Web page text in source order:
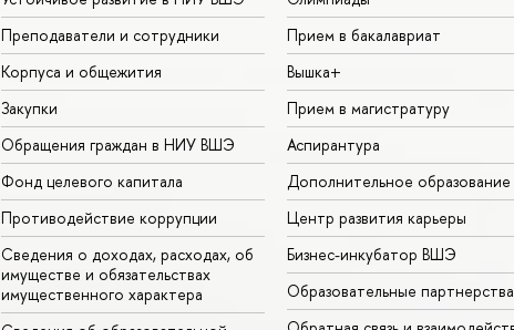
Преподаватели и сотрудники
Корпуса и общежития
Закупки
Обращения граждан в НИУ ВШЭ
Фонд целевого капитала
Противодействие коррупции
Сведения о доходах, расходах, об
имуществе и обязательствах
имущественного характера
Прием в бакалавриат
Вышка+
Прием в магистратуру
Аспирантура
Дополнительное образование
Центр развития карьеры
Бизнес-инкубатор ВШЭ
Образовательные партнерства